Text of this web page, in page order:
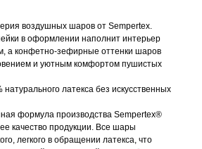
воздушных шаров от Sempertex.
в оформлении наполнит интерьер
а конфетно-зефирные оттенки шаров
и уютным комфортом пушистых
латекса без искусственных
формула производства Sempertex®
качество продукции. Все шары
легкого в обращении латекса, что